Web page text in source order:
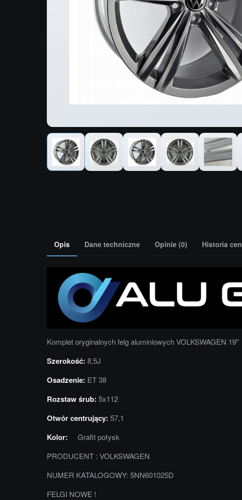
Opis Dane techniczne Opinie (0) Historia cen
Komplet oryginalnych felg aluminiowych VOLKSWAGEN 19''
Szerokość: 8,5J
Osadzenie: ET 38
Rozstaw śrub: 5x112
Otwór centrujący: 57,1
Kolor: Grafit połysk
PRODUCENT : VOLKSWAGEN
NUMER KATALOGOWY: 5NN601025D
FELGI NOWE !